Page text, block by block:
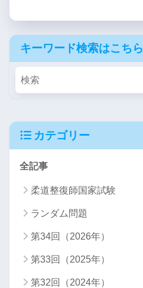
キーワード検索はこちら
カテゴリー
全記事
柔道整復師国家試験
ランダム問題
第34回（2026年）
第33回（2025年）
第32回（2024年）